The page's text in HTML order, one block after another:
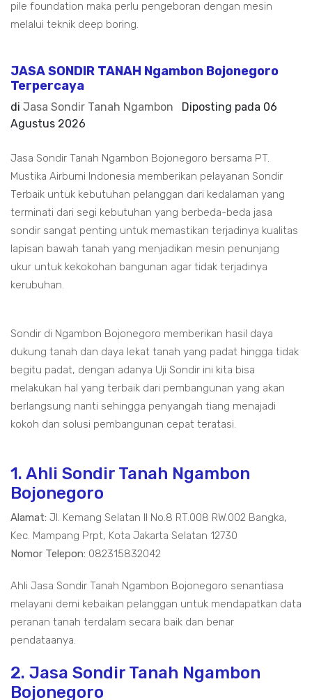
pile foundation maka perlu pengeboran dengan mesin
melalui teknik deep boring.
JASA SONDIR TANAH Ngambon Bojonegoro
Terpercaya
di Jasa Sondir Tanah Ngambon Diposting pada 06
Agustus 2026
Jasa Sondir Tanah Ngambon Bojonegoro bersama PT.
Mustika Airbumi Indonesia memberikan pelayanan Sondir
Terbaik untuk kebutuhan pelanggan dari kedalaman yang
terminati dari segi kebutuhan yang berbeda-beda jasa
sondir sangat penting untuk memastikan terjadinya kualitas
lapisan bawah tanah yang menjadikan mesin penunjang
ukur untuk kekokohan bangunan agar tidak terjadinya
kerubuhan.
Sondir di Ngambon Bojonegoro memberikan hasil daya
dukung tanah dan daya lekat tanah yang padat hingga tidak
begitu padat, dengan adanya Uji Sondir ini kita bisa
melakukan hal yang terbaik dari pembangunan yang akan
berlangsung nanti sehingga penyangah tiang menajadi
kokoh dan solusi pembangunan cepat teratasi.
1. Ahli Sondir Tanah Ngambon
Bojonegoro
Alamat: Jl. Kemang Selatan II No.8 RT.008 RW.002 Bangka,
Kec. Mampang Prpt, Kota Jakarta Selatan 12730
Nomor Telepon: 082315832042
Ahli Jasa Sondir Tanah Ngambon Bojonegoro senantiasa
melayani demi kebaikan pelanggan untuk mendapatkan data
peranan tanah terdalam secara baik dan benar
pendataanya.
2. Jasa Sondir Tanah Ngambon
Bojonegoro